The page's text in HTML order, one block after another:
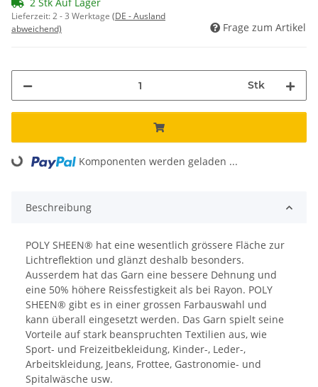
Lieferzeit:2 - 3 Werktage (DE - Ausland
abweichend)
Frage zum Artikel
Stk
Loading... Komponenten werden geladen ...
Beschreibung
POLY SHEEN® hat eine wesentlich grössere Fläche zur
Lichtreflektion und glänzt deshalb besonders.
Ausserdem hat das Garn eine bessere Dehnung und
eine 50% höhere Reissfestigkeit als bei Rayon. POLY
SHEEN® gibt es in einer grossen Farbauswahl und
kann überall eingesetzt werden. Das Garn spielt seine
Vorteile auf stark beanspruchten Textilien aus, wie
Sport- und Freizeitbekleidung, Kinder-, Leder-,
Arbeitskleidung, Jeans, Frottee, Gastronomie- und
Spitalwäsche usw.